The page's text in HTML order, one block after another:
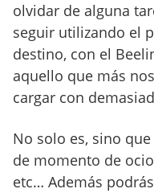
olvidar de alguna
seguir utilizando el
destino, con el
aquello que más
cargar con
No solo es, sino
de momento de
etc… Además